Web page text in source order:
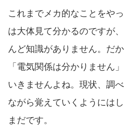
これまでメカ的なことをや
は大体見て分かるのですが
んど知識がありません。だ
「電気関係は分かりません
いきませんよね。現状、調
ながら覚えていくようには
まだです。